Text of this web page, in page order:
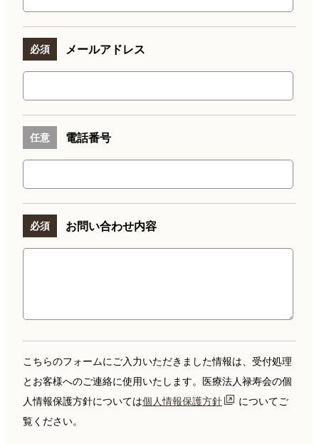
必須 メールアドレス
任意 電話番号
必須 お問い合わせ内容
こちらのフォームにご入力いただきました情報は、受付処理
とお客様へのご連絡に使用いたします。医療法人禄寿会の個
人情報保護方針については個人情報保護方針
についてご
覧ください。